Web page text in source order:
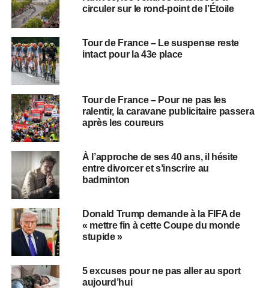
circuler sur le rond-point de l’Étoile
Tour de France – Le suspense reste
intact pour la 43e place
Tour de France – Pour ne pas les
ralentir, la caravane publicitaire passera
après les coureurs
À l’approche de ses 40 ans, il hésite
entre divorcer et s’inscrire au
badminton
Donald Trump demande à la FIFA de
« mettre fin à cette Coupe du monde
stupide »
5 excuses pour ne pas aller au sport
aujourd’hui